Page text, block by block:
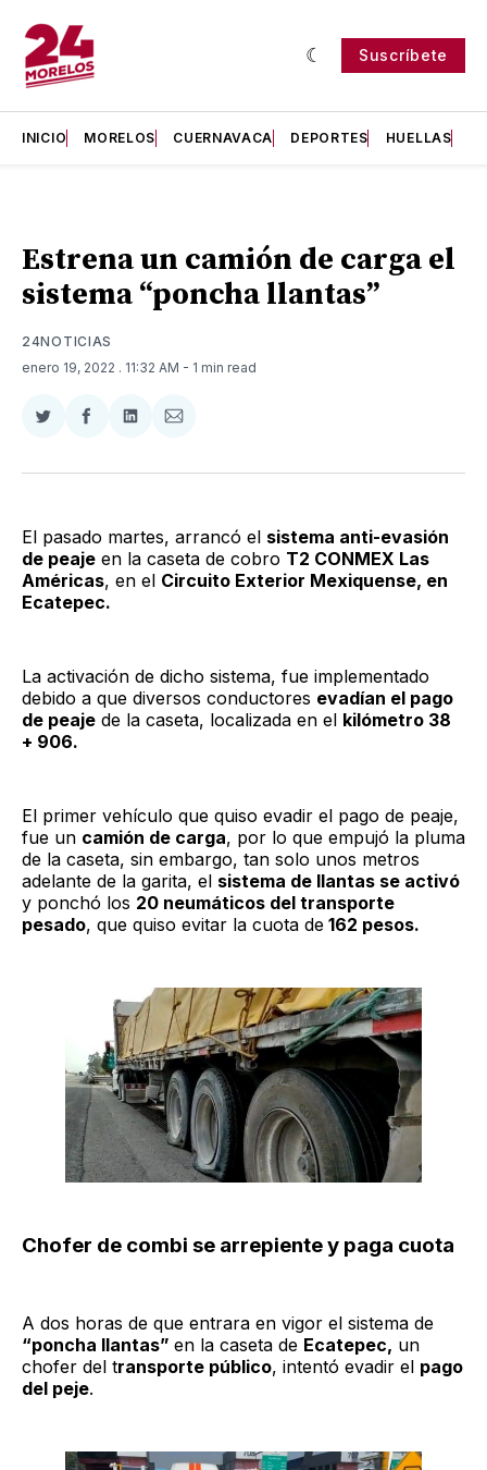
Suscríbete
INICIO MORELOS CUERNAVACA DEPORTES HUELLAS
Estrena un camión de carga el
sistema “poncha llantas”
24NOTICIAS
enero 19, 2022 . 11:32 AM - 1 min read
Compartir
Twitter
Compartir
Facebook
Compartir
LinkedIn
Compartir
Email
El pasado martes, arrancó el sistema anti-evasión
de peaje en la caseta de cobro T2 CONMEX Las
Américas, en el Circuito Exterior Mexiquense, en
Ecatepec.
La activación de dicho sistema, fue implementado
debido a que diversos conductores evadían el pago
de peaje de la caseta, localizada en el kilómetro 38
+ 906.
El primer vehículo que quiso evadir el pago de peaje,
fue un camión de carga, por lo que empujó la pluma
de la caseta, sin embargo, tan solo unos metros
adelante de la garita, el sistema de llantas se activó
y ponchó los 20 neumáticos del transporte
pesado, que quiso evitar la cuota de 162 pesos.
Chofer de combi se arrepiente y paga cuota
A dos horas de que entrara en vigor el sistema de
“poncha llantas” en la caseta de Ecatepec, un
chofer del transporte público, intentó evadir el pago
del peje.